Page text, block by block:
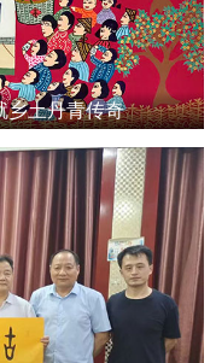
乡土丹青传奇